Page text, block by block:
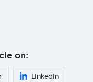
on:
Linkedin